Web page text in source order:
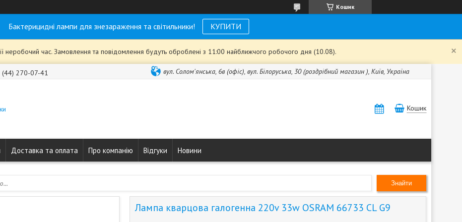
Кошик
Бактерицидні лампи для знезараження та світильники! КУПИТИ
неробочий час. Замовлення та повідомлення будуть оброблені з 11:00 найближчого робочого дня (10.08).
(44) 270-07-41 вул. Солом'янська, 6в (офіс), вул. Білоруська, 30 (роздрібний магазин ), Київ, Україна
Кошик
Доставка та оплата Про компанію Відгуки Новини
Знайти
Лампа кварцова галогенна 220v 33w OSRAM 66733 CL G9